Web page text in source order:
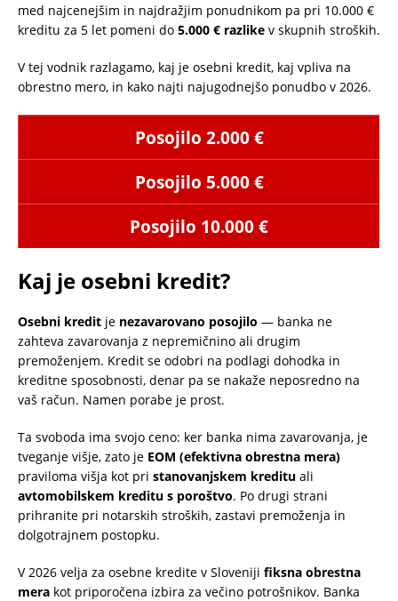
med najcenejšim in najdražjim ponudnikom pa pri 10.000 €
kreditu za 5 let pomeni do 5.000 € razlike v skupnih stroških.
V tej vodnik razlagamo, kaj je osebni kredit, kaj vpliva na
obrestno mero, in kako najti najugodnejšo ponudbo v 2026.
Posojilo 2.000 €
Posojilo 5.000 €
Posojilo 10.000 €
Kaj je osebni kredit?
Osebni kredit je nezavarovano posojilo — banka ne
zahteva zavarovanja z nepremičnino ali drugim
premoženjem. Kredit se odobri na podlagi dohodka in
kreditne sposobnosti, denar pa se nakaže neposredno na
vaš račun. Namen porabe je prost.
Ta svoboda ima svojo ceno: ker banka nima zavarovanja, je
tveganje višje, zato je EOM (efektivna obrestna mera)
praviloma višja kot pri stanovanjskem kreditu ali
avtomobilskem kreditu s poroštvo. Po drugi strani
prihranite pri notarskih stroških, zastavi premoženja in
dolgotrajnem postopku.
V 2026 velja za osebne kredite v Sloveniji fiksna obrestna
mera kot priporočena izbira za večino potrošnikov. Banka